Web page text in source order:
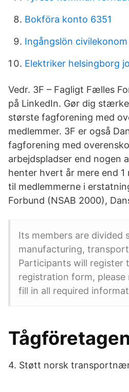
Bokföra konto 6351
Ingångslön
Elektriker helsingborg
Vedr. 3F – Fagligt Fælles
på LinkedIn. Gør dig
største fagforening med
medlemmer. 3F er også
fagforening med
arbejdspladser end nogen
henter hvert år mere end 1
til medlemmerne i
Forbund (NSAB 2000),
Its members are divided
manufacturing,
Participants will register
registration form, please
fill in all required
4. Støtt norsk